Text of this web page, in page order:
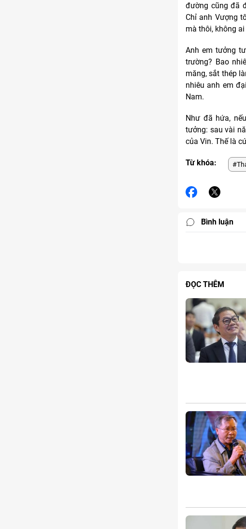
đường cũng đã
Chỉ anh Vượng
mà thôi, không
Anh em tưởng
trường? Bao
măng, sắt thép
nhiêu anh em
Nam.
Như đã hứa,
tưởng: sau vài
của Vin. Thế là
Từ khóa:
Bình luận
ĐỌC THÊM